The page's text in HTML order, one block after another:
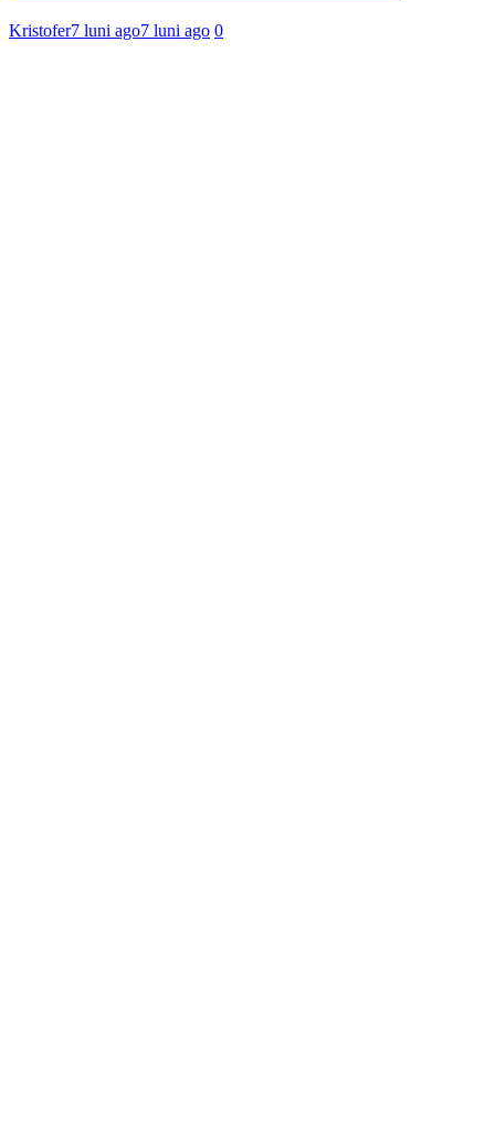
Kristofer7 luni ago7 luni ago 0